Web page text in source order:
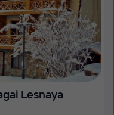
Lesnaya